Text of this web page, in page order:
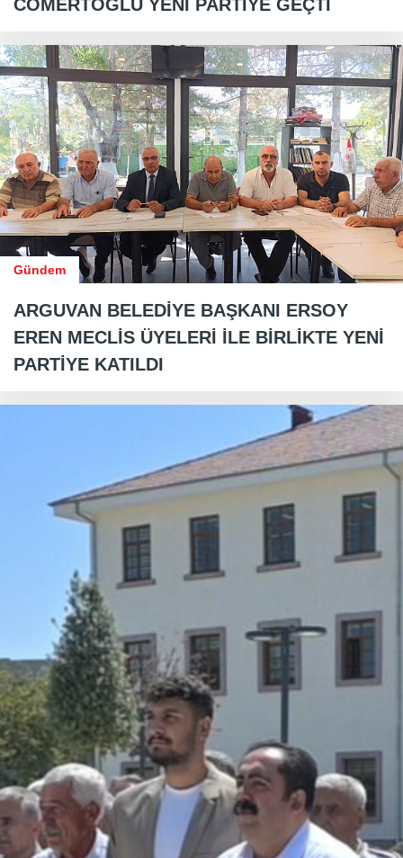
CÖMERTOĞLU YENI PARTİYE GEÇTİ
Gündem
ARGUVAN BELEDİYE BAŞKANI ERSOY
EREN MECLİS ÜYELERİ İLE BİRLİKTE YENİ
PARTİYE KATILDI